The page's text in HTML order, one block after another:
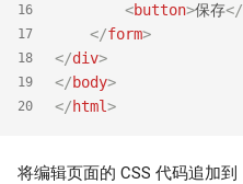
16
17
18
19
20
<button>保存</
</form>
</div>
</body>
</html>
将编辑页面的 CSS 代码追加到